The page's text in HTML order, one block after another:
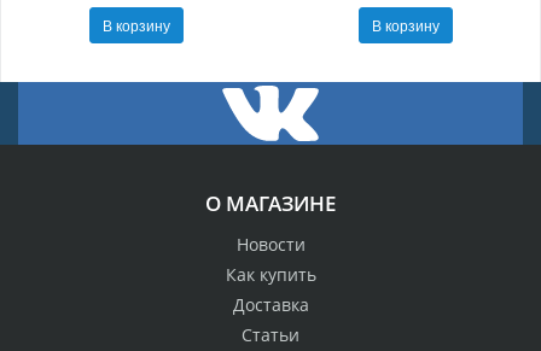
В корзину
В корзину
О МАГАЗИНЕ
Новости
Как купить
Доставка
Статьи